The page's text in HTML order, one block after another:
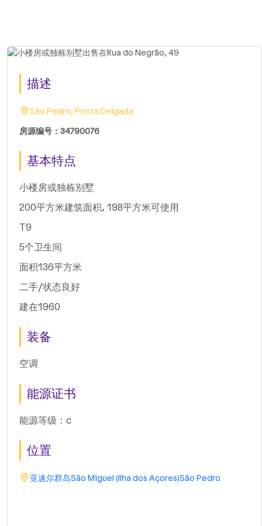
描述
São Pedro, Ponta Delgada
房源编号：34790076
基本特点
小楼房或独栋别墅
200平方米建筑面积, 198平方米可使用
T9
5个卫生间
面积136平方米
二手/状态良好
建在1960
装备
空调
能源证书
能源等级：c
位置
亚速尔群岛São Miguel (Ilha dos Açores)São Pedro